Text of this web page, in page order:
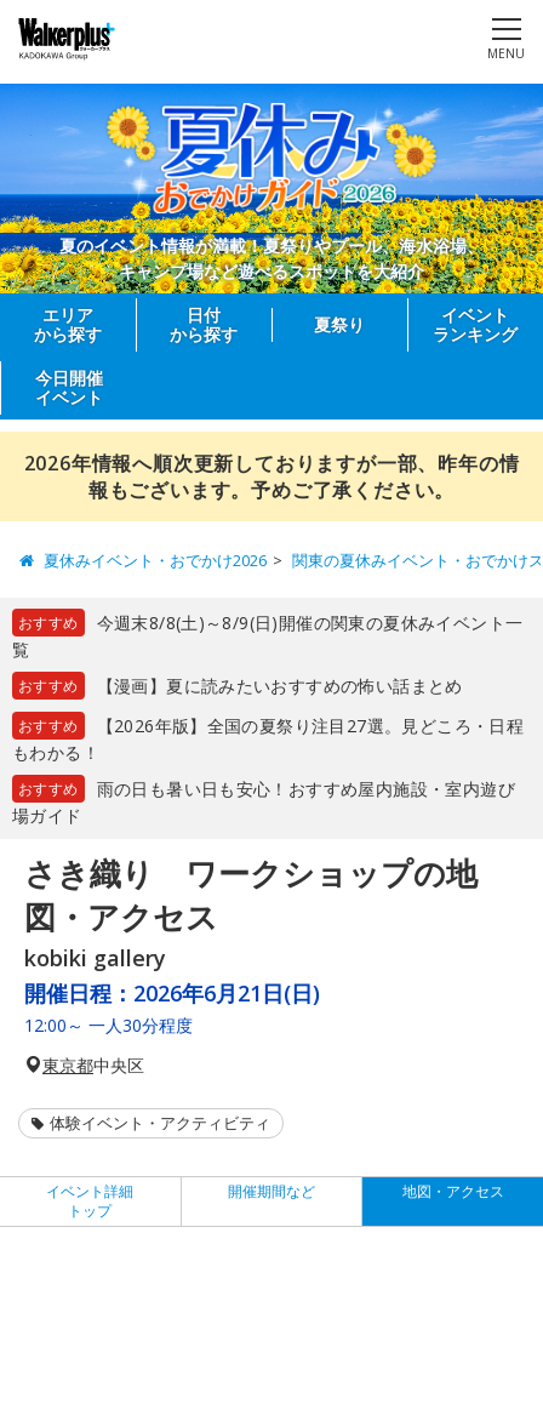
MENU
夏のイベント情報が満載！夏祭りやプール、海水浴場、
キャンプ場など遊べるスポットを大紹介
エリア
から探す
日付
から探す
夏祭り
イベント
ランキング
今日開催
イベント
2026年情報へ順次更新しておりますが一部、昨年の情
報もございます。予めご了承ください。
夏休みイベント・おでかけ2026 関東の夏休みイベント・おでかけ
おすすめ
今週末8/8(土)～8/9(日)開催の関東の夏休みイベント一
覧
おすすめ 【漫画】夏に読みたいおすすめの怖い話まとめ
おすすめ
【2026年版】全国の夏祭り注目27選。見どころ・日程
もわかる！
おすすめ
雨の日も暑い日も安心！おすすめ屋内施設・室内遊び
場ガイド
さき織り ワークショップの地
図・アクセス
kobiki gallery
開催日程： 2026年6月21日(日)
12:00～ 一人30分程度
東京都中央区
体験イベント・アクティビティ
イベント詳細
トップ
開催期間など 地図・アクセス